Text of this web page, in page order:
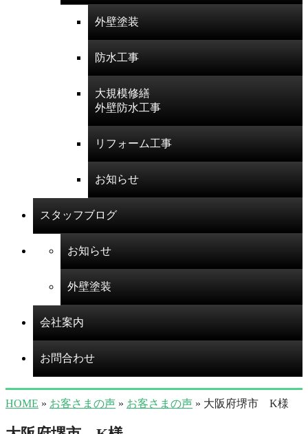
外壁塗装
防水工事
大規模修繕
外壁防水工事
リフォーム工事
お知らせ
スタッフブログ
お知らせ
外壁塗装
会社案内
お問合わせ
HOME » お客さまの声 » お客さまの声 » 大阪府堺市 K様